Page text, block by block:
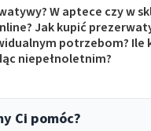
W aptece czy w
Jak kupić
potrzebom? Ile
niepełnoletnim?
Ci pomóc?